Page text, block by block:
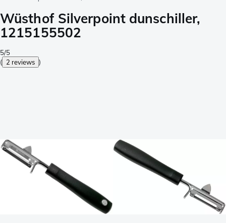
Wüsthof Silverpoint dunschiller,
1215155502
5/5
( 2 reviews )